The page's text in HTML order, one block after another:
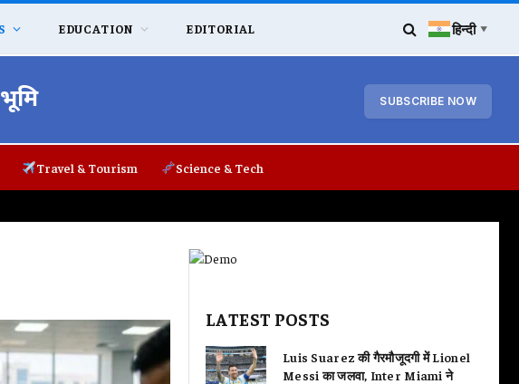
EDUCATION EDITORIAL हिन्दी ▼
SUBSCRIBE NOW
Travel & Tourism Science & Tech
LATEST POSTS
Luis Suarez की गैरमौजूदगी में Lionel
Messi का जलवा, Inter Miami ने